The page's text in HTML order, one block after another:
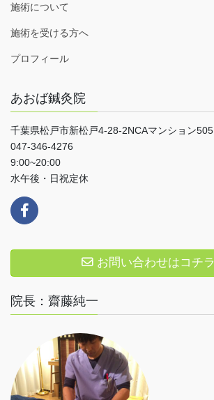
施術について
施術を受ける方へ
プロフィール
あおば鍼灸院
千葉県松戸市新松戸4-28-2NCAマンション505
047-346-4276
9:00~20:00
水午後・日祝定休
お問い合わせはコチラ
院長：齋藤純一